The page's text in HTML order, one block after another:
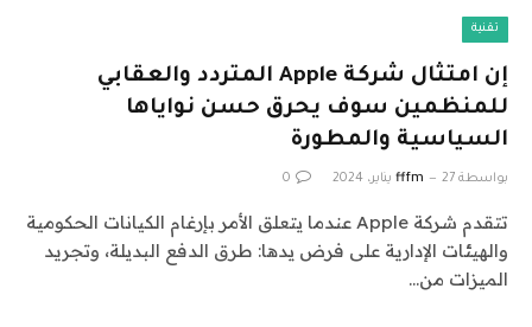
تقنية
إن امتثال شركة Apple المتردد والعقابي
للمنظمين سوف يحرق حسن نواياها
السياسية والمطورة
بواسطة fffm 27 يناير، 2024 0
تتقدم شركة Apple عندما يتعلق الأمر بإرغام الكيانات الحكومية
والهيئات الإدارية على فرض يدها: طرق الدفع البديلة، وتجريد
الميزات من…